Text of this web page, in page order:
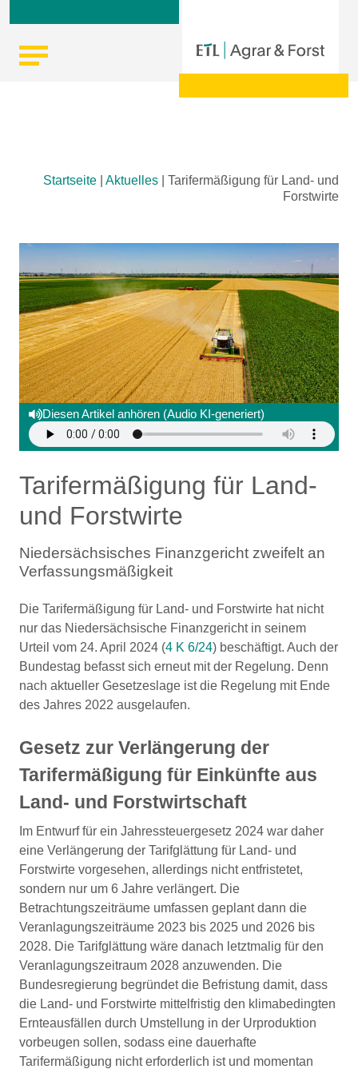
Startseite Aktuelles
Tarifermäßigung für Land- und
Forstwirte
Diesen Artikel anhören (Audio KI-generiert)
Tarifermäßigung für Land-
und Forstwirte
Niedersächsisches Finanzgericht zweifelt an
Verfassungsmäßigkeit
Die Tarifermäßigung für Land- und Forstwirte hat nicht
nur das Niedersächsische Finanzgericht in seinem
Urteil vom 24. April 2024 (4 K 6/24) beschäftigt. Auch der
Bundestag befasst sich erneut mit der Regelung. Denn
nach aktueller Gesetzeslage ist die Regelung mit Ende
des Jahres 2022 ausgelaufen.
Gesetz zur Verlängerung der
Tarifermäßigung für Einkünfte aus
Land- und Forstwirtschaft
Im Entwurf für ein Jahressteuergesetz 2024 war daher
eine Verlängerung der Tarifglättung für Land- und
Forstwirte vorgesehen, allerdings nicht entfristetet,
sondern nur um 6 Jahre verlängert. Die
Betrachtungszeiträume umfassen geplant dann die
Veranlagungszeiträume 2023 bis 2025 und 2026 bis
2028. Die Tarifglättung wäre danach letztmalig für den
Veranlagungszeitraum 2028 anzuwenden. Die
Bundesregierung begründet die Befristung damit, dass
die Land- und Forstwirte mittelfristig den klimabedingten
Ernteausfällen durch Umstellung in der Urproduktion
vorbeugen sollen, sodass eine dauerhafte
Tarifermäßigung nicht erforderlich ist und momentan